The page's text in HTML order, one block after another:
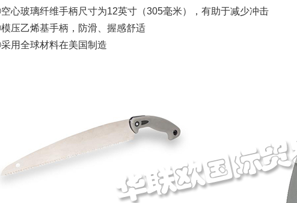
心玻璃纤维手柄尺寸为12英寸（305毫米），有助于减少冲击
压乙烯基手柄，防滑、握感舒适
用全球材料在美国制造